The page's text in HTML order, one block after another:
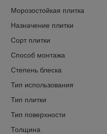
Морозостойкая плитка
Назначение плитки
Сорт плитки
Способ монтажа
Степень блеска
Тип использования
Тип плитки
Тип поверхности
Толщина